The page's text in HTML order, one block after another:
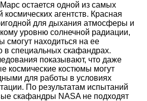
остается одной из самых
агентств. Красная
для дыхания атмосферы и
уровню солнечной радиации,
смогут находиться на ее
в специальных скафандрах.
показывают, что даже
космические костюмы могут
для работы в условиях
По результатам испытаний
скафандры NASA не подходят